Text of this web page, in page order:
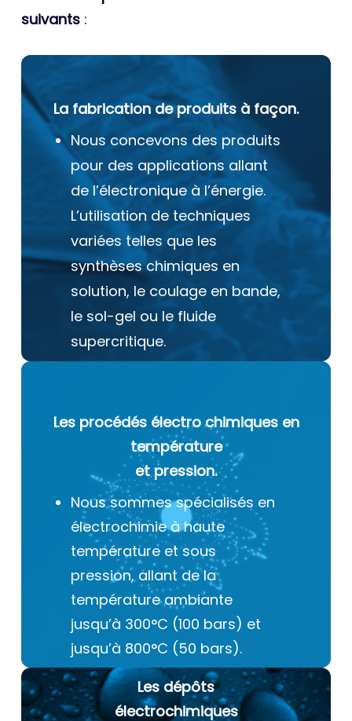
suivants :
La fabrication de produits à façon.
Nous concevons des produits
pour des applications allant
de l’électronique à l’énergie.
L’utilisation de techniques
variées telles que les
synthèses chimiques en
solution, le coulage en bande,
le sol-gel ou le fluide
supercritique.
Les procédés électro chimiques en
température
et pression.
Nous sommes spécialisés en
électrochimie à haute
température et sous
pression, allant de la
température ambiante
jusqu’à 300°C (100 bars) et
jusqu’à 800°C (50 bars).
Les dépôts
électrochimiques